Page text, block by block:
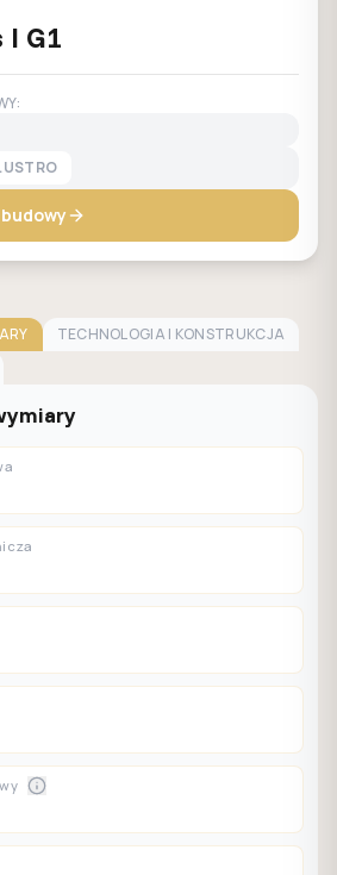
I G1
TECHNOLOGIA I KONSTRUKCJA